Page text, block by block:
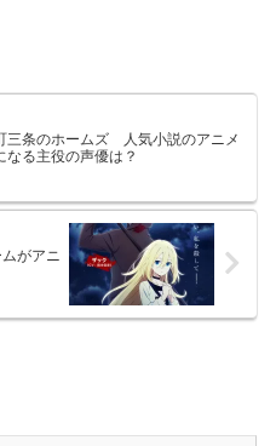
三条のホームズ 人気小説のアニメ
なる主役の声優は？
がアニ